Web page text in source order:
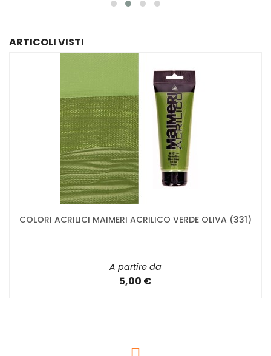
ARTICOLI VISTI
COLORI ACRILICI MAIMERI ACRILICO VERDE OLIVA (331)
A partire da
5,00 €